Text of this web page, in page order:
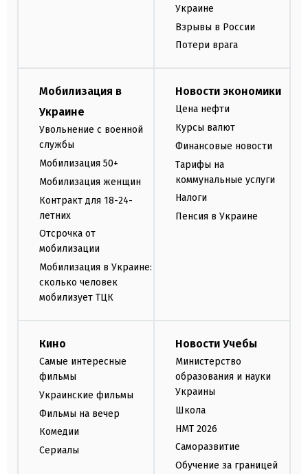
Украине
Взрывы в России
Потери врага
Мобилизация в
Украине
Увольнение с военной
службы
Мобилизация 50+
Мобилизация женщин
Контракт для 18-24-
летних
Отсрочка от
мобилизации
Мобилизация в Украине:
сколько человек
мобилизует ТЦК
Новости экономики
Цена нефти
Курсы валют
Финансовые новости
Тарифы на
коммунальные услуги
Налоги
Пенсия в Украине
Кино
Самые интересные
фильмы
Украинские фильмы
Фильмы на вечер
Комедии
Сериалы
Новости Учебы
Министерство
образования и науки
Украины
Школа
НМТ 2026
Саморазвитие
Обучение за границей